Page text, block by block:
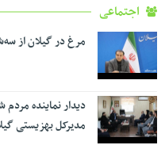
اجتماعی
مرغ در گیلان از
دیدار نماینده
مدیرکل بهزیستی